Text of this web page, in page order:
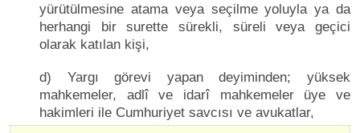
yürütülmesine atama veya seçilme yoluyla ya da
herhangi bir surette sürekli, süreli veya geçici
olarak katılan kişi,
d) Yargı görevi yapan deyiminden; yüksek
mahkemeler, adlî ve idarî mahkemeler üye ve
hakimleri ile Cumhuriyet savcısı ve avukatlar,